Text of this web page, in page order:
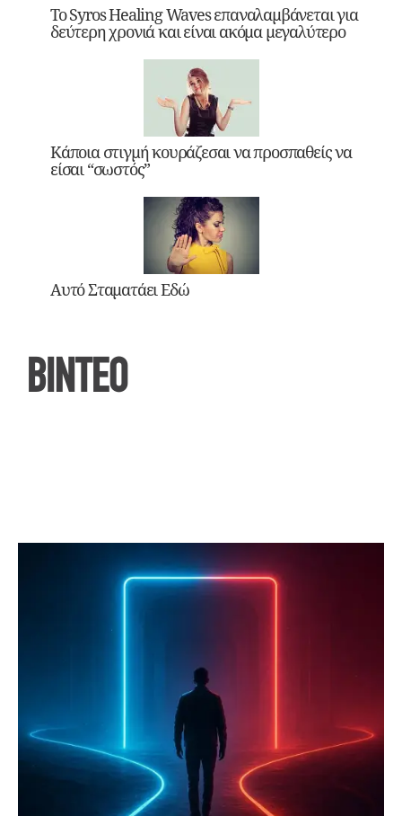
Το Syros Healing Waves επαναλαμβάνεται για
δεύτερη χρονιά και είναι ακόμα μεγαλύτερο
Κάποια στιγμή κουράζεσαι να προσπαθείς να
είσαι “σωστός”
Αυτό Σταματάει Εδώ
ΒΙΝΤΕΟ